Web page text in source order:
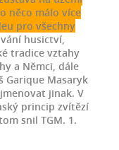
něco málo více
pro všechny
husictví,
tradice vztahy
a Němci, dále
Garique Masaryk
jinak. V
princip zvítězí
snil TGM. 1.